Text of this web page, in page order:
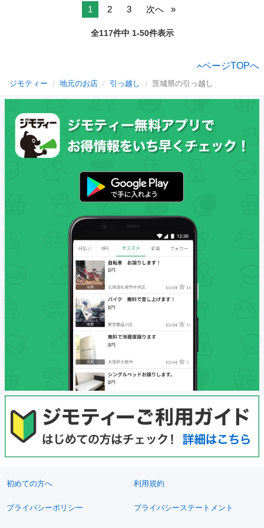
1 2 3 次へ
全117件中 1-50件表示
ページTOPへ
ジモティー 地元のお店 引っ越し 茨城県の引っ越し
初めての方へ 利用規約
プライバシーポリシー プライバシーステートメント